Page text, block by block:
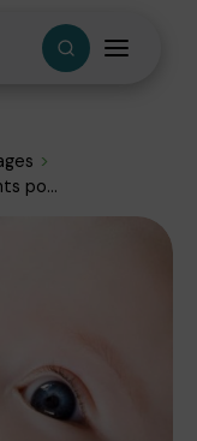
po...